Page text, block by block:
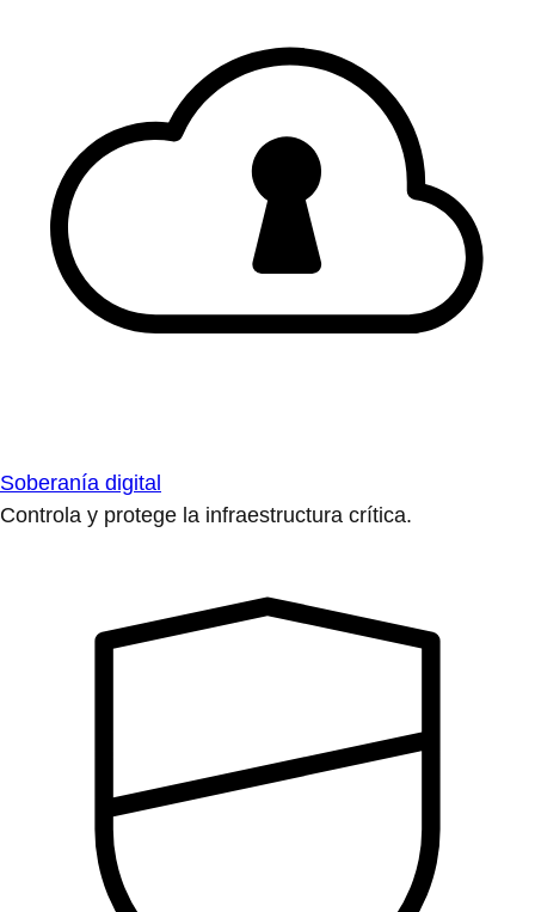
Soberanía digital
Controla y protege la infraestructura crítica.